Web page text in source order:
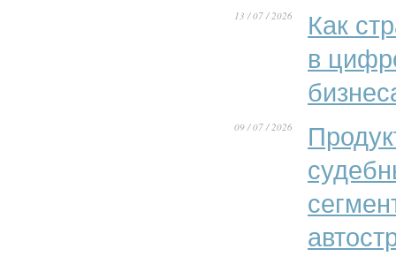
13 / 07 / 2026
Как
в
09 / 07 / 2026